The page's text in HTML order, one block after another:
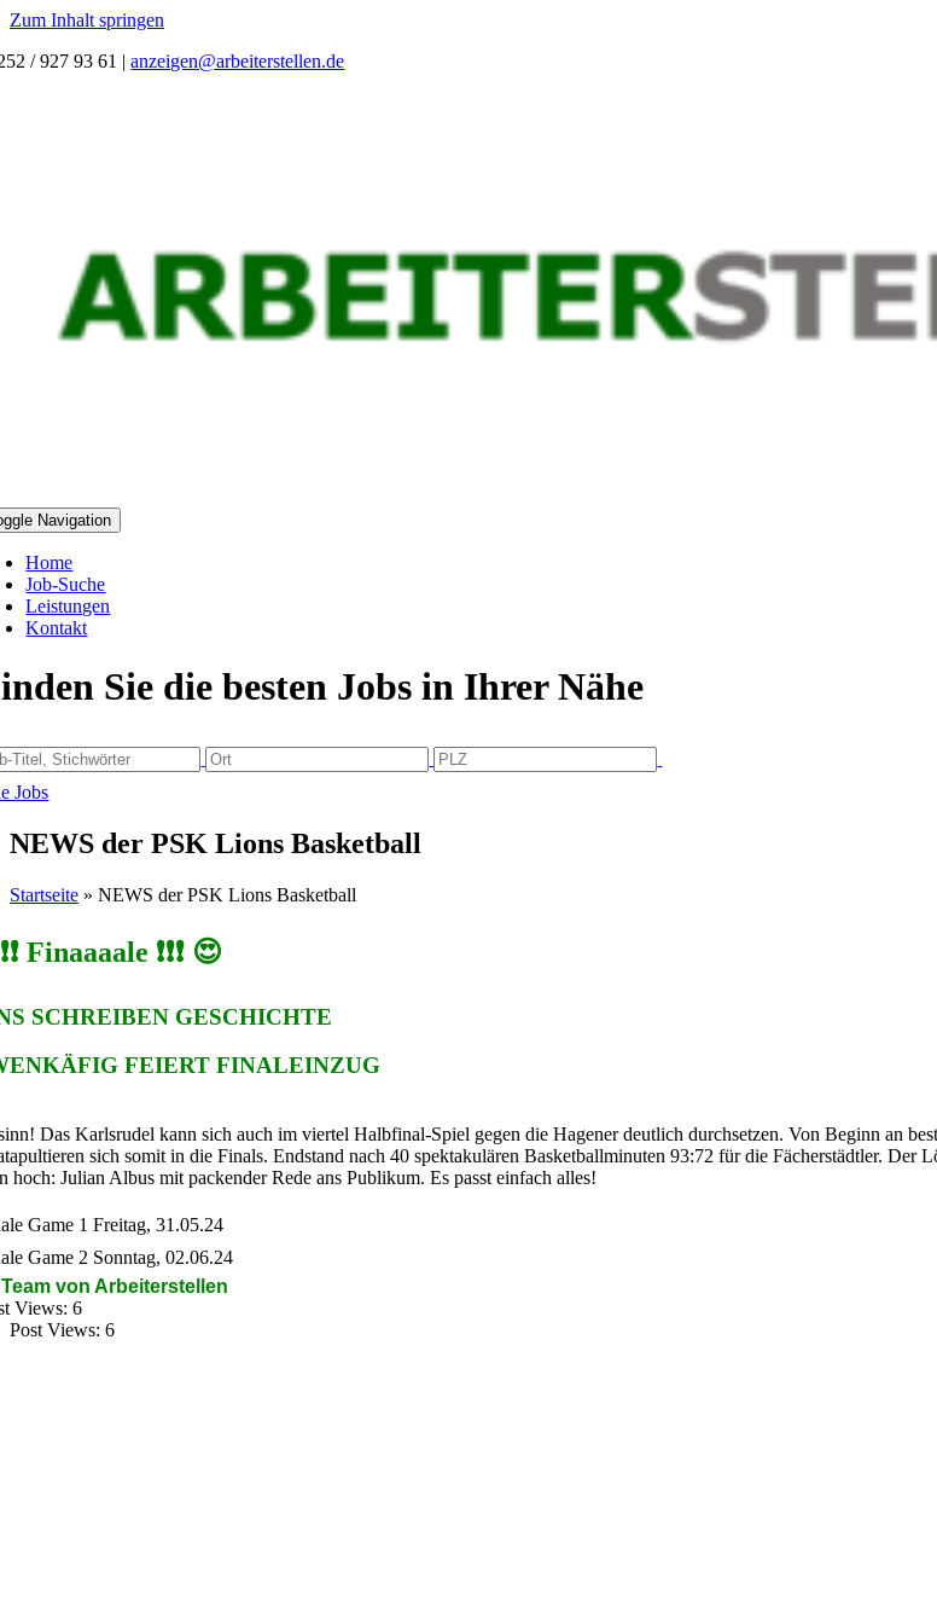
Zum Inhalt springen
/ 927 93 61 |anzeigen@arbeiterstellen.de
Navigation
Home
Job-Suche
Leistungen
Kontakt
Sie die besten Jobs in Ihrer Nähe
Jobs
NEWS der PSK Lions Basketball
Startseite » NEWS der PSK Lions Basketball
Finaaaale ❗️❗️❗️ 😍
SCHREIBEN GESCHICHTE
FEIERT FINALEINZUG
Das Karlsrudel kann sich auch im viertel Halbfinal-Spiel gegen die Hagener deutlich durchsetzen. Von Beginn an
sich somit in die Finals. Endstand nach 40 spektakulären Basketballminuten 93:72 für die Fächerstädtler. Der
hoch: Julian Albus mit packender Rede ans Publikum. Es passt einfach alles!
Game 1 Freitag, 31.05.24
Game 2 Sonntag, 02.06.24
mvon Arbeiterstellen
Views: 6
Post Views: 6